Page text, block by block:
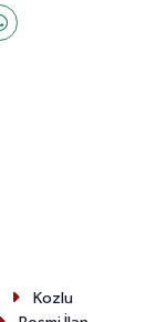
Kozlu